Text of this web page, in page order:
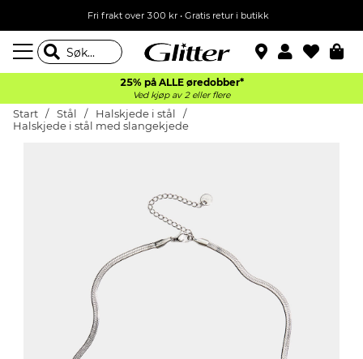
Fri frakt over 300 kr • Gratis retur i butikk
25% på ALLE øredobber*
Ved kjøp av 2 eller flere
Start Stål
Halskjede i stål
Halskjede i stål med slangekjede